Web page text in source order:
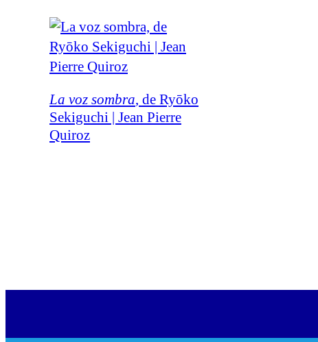
La voz sombra, de Ryōko
Sekiguchi | Jean Pierre
Quiroz